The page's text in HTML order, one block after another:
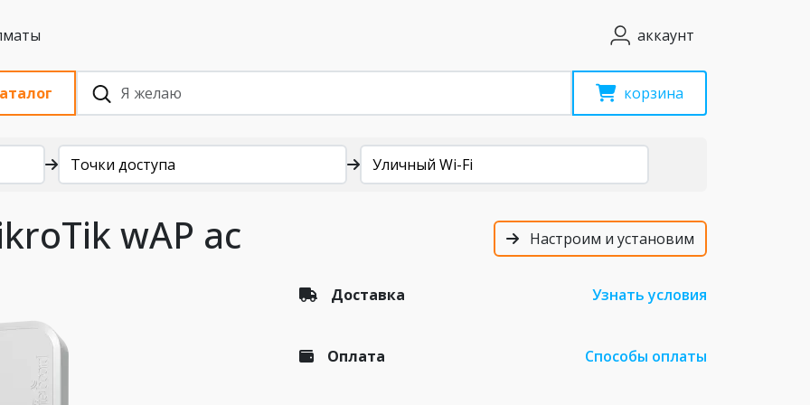
НДС, Алматы аккаунт
корзина
Точки доступа Уличный Wi-Fi
wAP ac Настроим и установим
Доставка Узнать условия
Оплата Способы оплаты